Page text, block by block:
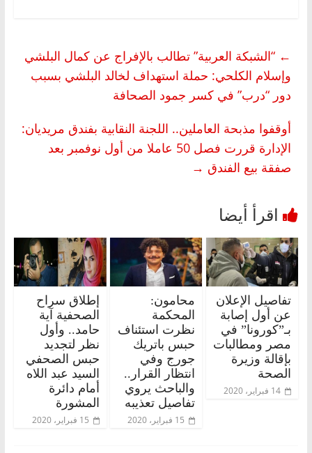
← “الشبكة العربية” تطالب بالإفراج عن كمال البلشي
وإسلام الكلحي: حملة استهداف لخالد البلشي بسبب
دور “درب” في كسر جمود الصحافة
أوقفوا مذبحة العاملين.. اللجنة النقابية بفندق مريديان:
الإدارة قررت فصل 50 عاملا من أول نوفمبر بعد
صفقة بيع الفندق →
تفاصيل الإعلان
عن أول إصابة
بـ”كورونا” في
مصر ومطالبات
بإقالة وزيرة
الصحة
14 فبراير، 2020
محامون:
المحكمة
نظرت استئناف
حبس باتريك
جورج وفي
انتظار القرار..
والباحث يروي
تفاصيل تعذيبه
15 فبراير، 2020
إطلاق سراح
الصحفية آية
حامد.. وأول
نظر لتجديد
حبس الصحفي
السيد عبد اللاه
أمام دائرة
المشورة
15 فبراير، 2020